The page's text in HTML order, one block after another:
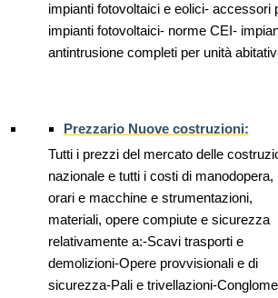
impianti fotovoltaici e eolici- accessori
impianti fotovoltaici- norme CEI-
antintrusione completi per unità
Prezzario Nuove costruzioni:
Tutti i prezzi del mercato delle
nazionale e tutti i costi di manodopera,
orari e macchine e strumentazioni,
materiali, opere compiute e sicurezza
relativamente a:-Scavi trasporti e
demolizioni-Opere provvisionali e di
sicurezza-Pali e trivellazioni-